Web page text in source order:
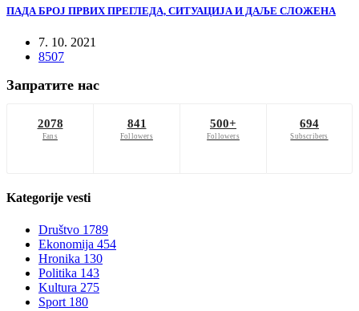
ПАДА БРОЈ ПРВИХ ПРЕГЛЕДА, СИТУАЦИЈА И ДАЉЕ СЛОЖЕНА
7. 10. 2021
8507
Запратите нас
2078
Fans
841
Followers
500+
Followers
694
Subscribers
Kategorije vesti
Društvo 1789
Ekonomija 454
Hronika 130
Politika 143
Kultura 275
Sport 180